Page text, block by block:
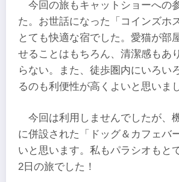
今回の旅もキャットショーへの
た。お世話になった「コインズホ
とても快適な宿でした。愛猫が部
せることはもちろん、清潔感もあ
らない。また、徒歩圏内にいろい
るのも利便性が高くよいと思いま
今回は利用しませんでしたが、
に併設された「ドッグ＆カフェバ
いと思います。私もパラシオもと
2日の旅でした！